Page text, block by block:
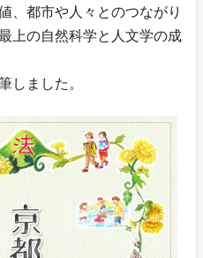
、都市や人々とのつながり
上の自然科学と人文学の成
しました。